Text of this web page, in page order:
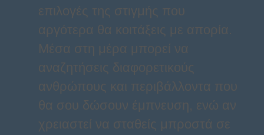
επιλογές της στιγμής που
αργότερα θα κοιτάξεις με απορία.
Μέσα στη μέρα μπορεί να
αναζητήσεις διαφορετικούς
ανθρώπους και περιβάλλοντα που
θα σου δώσουν έμπνευση, ενώ αν
χρειαστεί να σταθείς μπροστά σε